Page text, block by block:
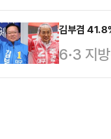
다.정
꼽은 응
6.3%p
에서는
전…
주당 후
국사회
방식으
각각 얻
김부겸
6·3 지
의힘 후